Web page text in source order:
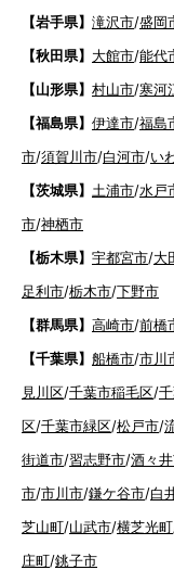
【岩手県】 滝沢市/盛岡
【秋田県】 大館市/能代
【山形県】 村山市/寒河
【福島県】 伊達市/福島
市/須賀川市/白河市/い
【茨城県】 土浦市/水戸
市/神栖市
【栃木県】 宇都宮市/大
足利市/栃木市/下野市
【群馬県】 高崎市/前橋
【千葉県】 船橋市/市川
見川区/千葉市稲毛区/
区/千葉市緑区/松戸市/
街道市/習志野市/酒々
市/市川市/鎌ケ谷市/白
芝山町/山武市/横芝光町
庄町/銚子市